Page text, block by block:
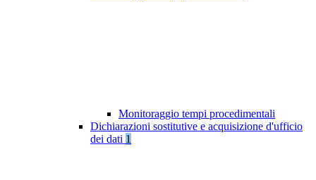
Monitoraggio tempi procedimentali
Dichiarazioni sostitutive e acquisizione d'ufficio
dei dati 1